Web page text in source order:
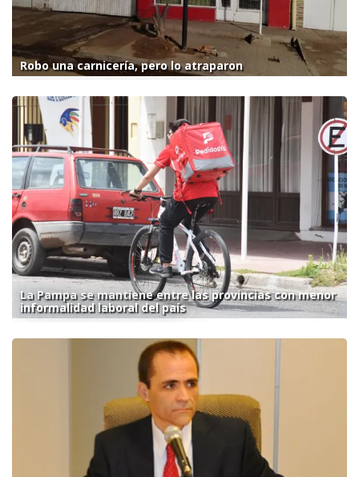
Robo una carnicería, pero lo atraparon
La Pampa se mantiene entre las provincias con menor
informalidad laboral del país